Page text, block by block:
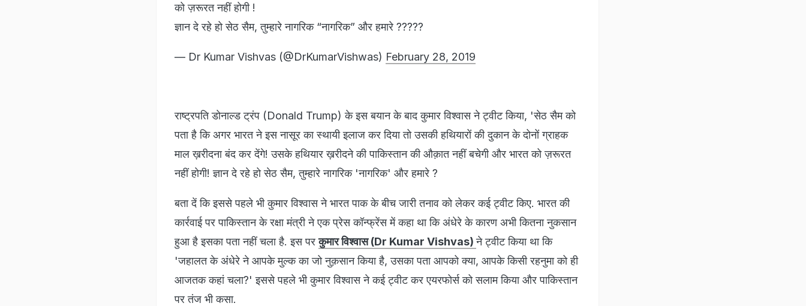
को ज़रूरत नहीं होगी !
ज्ञान दे रहे हो सेठ सैम, तुम्हारे नागरिक “नागरिक” और हमारे ?????
— Dr Kumar Vishvas (@DrKumarVishwas) February 28, 2019
राष्ट्रपति डोनाल्ड ट्रंप (Donald Trump) के इस बयान के बाद कुमार विश्वास ने ट्वीट किया, 'सेठ सैम को
पता है कि अगर भारत ने इस नासूर का स्थायी इलाज कर दिया तो उसकी हथियारों की दुकान के दोनों ग्राहक
माल ख़रीदना बंद कर देंगे! उसके हथियार ख़रीदने की पाकिस्तान की औक़ात नहीं बचेगी और भारत को ज़रूरत
नहीं होगी! ज्ञान दे रहे हो सेठ सैम, तुम्हारे नागरिक 'नागरिक' और हमारे ?
बता दें कि इससे पहले भी कुमार विश्वास ने भारत पाक के बीच जारी तनाव को लेकर कई ट्वीट किए. भारत की
कार्रवाई पर पाकिस्तान के रक्षा मंत्री ने एक प्रेस कॉन्फ्रेंस में कहा था कि अंधेरे के कारण अभी कितना नुकसान
हुआ है इसका पता नहीं चला है. इस परकुमार विश्वास (Dr Kumar Vishvas)ने ट्वीट किया था कि
'जहालत के अंधेरे ने आपके मुल्क का जो नुक़सान किया है, उसका पता आपको क्या, आपके किसी रहनुमा को ही
आजतक कहां चला?' इससे पहले भी कुमार विश्वास ने कई ट्वीट कर एयरफोर्स को सलाम किया और पाकिस्तान
पर तंज भी कसा.